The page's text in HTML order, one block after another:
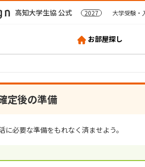
高知大学生協 公式 2027 大学受験・
お部屋探し
定後の準備
に必要な準備をもれなく済ませよう。